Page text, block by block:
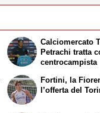
Calciomercato
Petrachi tratta
centrocampista
Fortini, la
l’offerta del